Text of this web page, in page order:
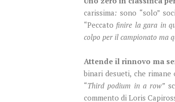
carissima: sono “solo”
“Peccato finire la gara in
colpo per il campionato ma
Attende il rinnovo ma
binari desueti, che
“Third podium in a row”
commento di Loris